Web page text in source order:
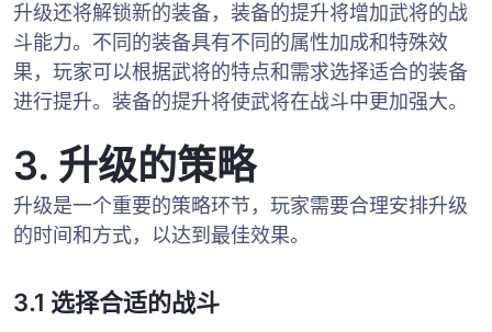
升级还将解锁新的装备，装备的提升将增加武将的战
斗能力。不同的装备具有不同的属性加成和特殊效
果，玩家可以根据武将的特点和需求选择适合的装备
进行提升。装备的提升将使武将在战斗中更加强大。
3. 升级的策略
升级是一个重要的策略环节，玩家需要合理安排升级
的时间和方式，以达到最佳效果。
3.1 选择合适的战斗